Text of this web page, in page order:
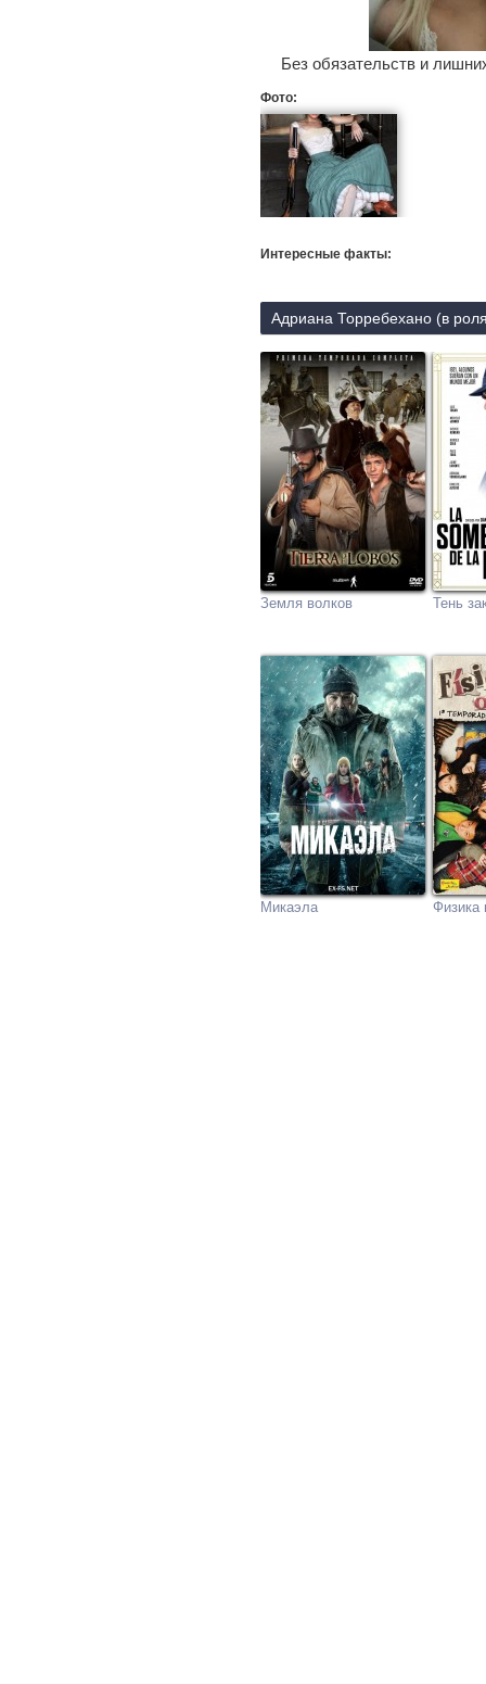
Без обязательств и
Фото:
Интересные факты:
Адриана Торребехано (в
Земля волков Тень
Микаэла Физика